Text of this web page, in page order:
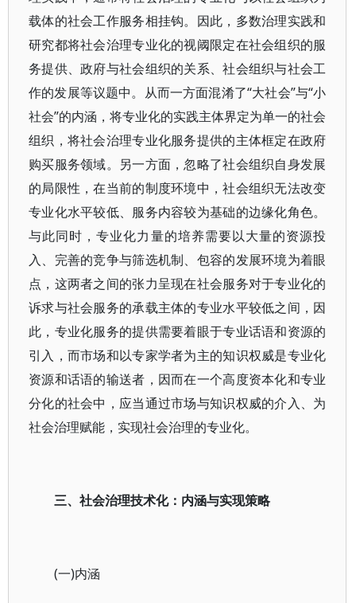
载体的社会工作服务相挂钩。因此，多数治理实践和
研究都将社会治理专业化的视阈限定在社会组织的服
务提供、政府与社会组织的关系、社会组织与社会工
作的发展等议题中。从而一方面混淆了“大社会”与“小
社会”的内涵，将专业化的实践主体界定为单一的社会
组织，将社会治理专业化服务提供的主体框定在政府
购买服务领域。另一方面，忽略了社会组织自身发展
的局限性，在当前的制度环境中，社会组织无法改变
专业化水平较低、服务内容较为基础的边缘化角色。
与此同时，专业化力量的培养需要以大量的资源投
入、完善的竞争与筛选机制、包容的发展环境为着眼
点，这两者之间的张力呈现在社会服务对于专业化的
诉求与社会服务的承载主体的专业水平较低之间，因
此，专业化服务的提供需要着眼于专业话语和资源的
引入，而市场和以专家学者为主的知识权威是专业化
资源和话语的输送者，因而在一个高度资本化和专业
分化的社会中，应当通过市场与知识权威的介入、为
社会治理赋能，实现社会治理的专业化。
三、社会治理技术化：内涵与实现策略
(一)内涵